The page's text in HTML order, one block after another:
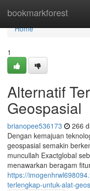
bookmarkforest
Home
Home
1
Alternatif
Geospasial
brianopee536173 266
Dengan kemajuan
geospasial semakin
muncullah Exactglobal
menawarkan beragam
https://
terlengkap-untuk-alat-